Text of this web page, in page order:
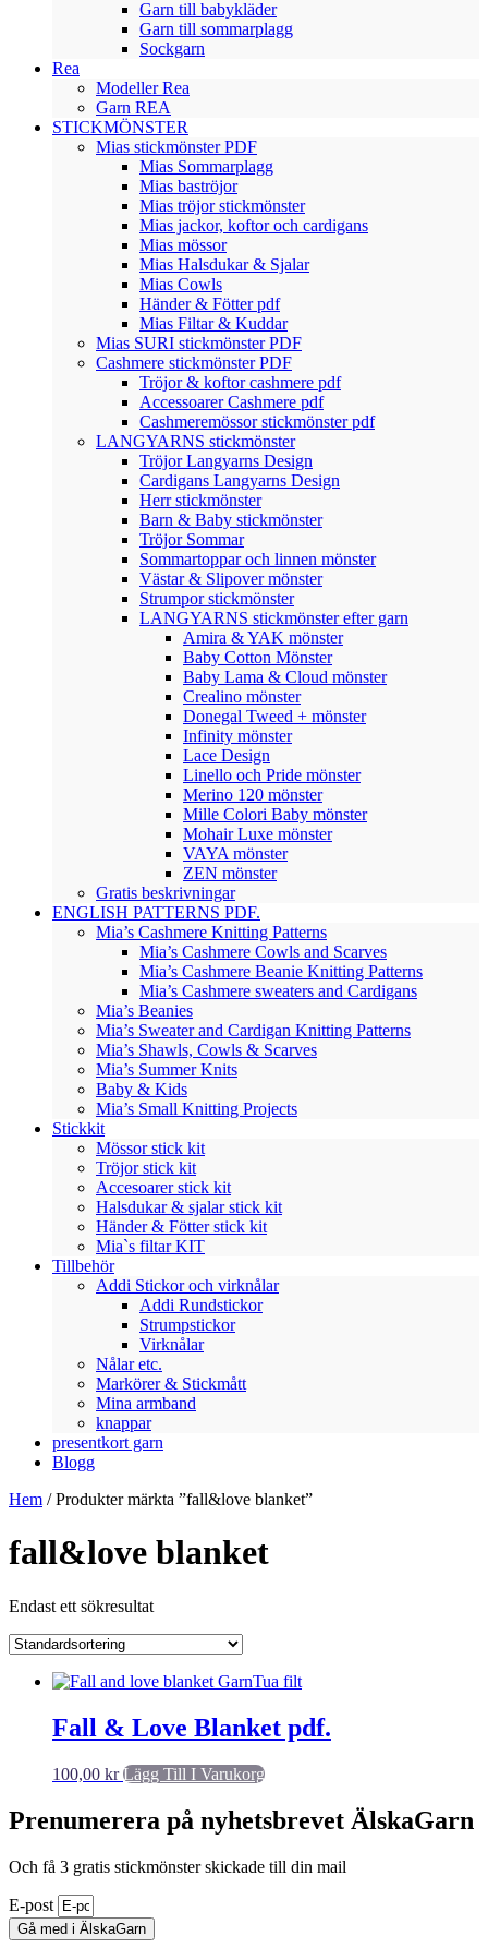
Garn till babykläder
Garn till sommarplagg
Sockgarn
Rea
Modeller Rea
Garn REA
STICKMÖNSTER
Mias stickmönster PDF
Mias Sommarplagg
Mias baströjor
Mias tröjor stickmönster
Mias jackor, koftor och cardigans
Mias mössor
Mias Halsdukar & Sjalar
Mias Cowls
Händer & Fötter pdf
Mias Filtar & Kuddar
Mias SURI stickmönster PDF
Cashmere stickmönster PDF
Tröjor & koftor cashmere pdf
Accessoarer Cashmere pdf
Cashmeremössor stickmönster pdf
LANGYARNS stickmönster
Tröjor Langyarns Design
Cardigans Langyarns Design
Herr stickmönster
Barn & Baby stickmönster
Tröjor Sommar
Sommartoppar och linnen mönster
Västar & Slipover mönster
Strumpor stickmönster
LANGYARNS stickmönster efter garn
Amira & YAK mönster
Baby Cotton Mönster
Baby Lama & Cloud mönster
Crealino mönster
Donegal Tweed + mönster
Infinity mönster
Lace Design
Linello och Pride mönster
Merino 120 mönster
Mille Colori Baby mönster
Mohair Luxe mönster
VAYA mönster
ZEN mönster
Gratis beskrivningar
ENGLISH PATTERNS PDF.
Mia’s Cashmere Knitting Patterns
Mia’s Cashmere Cowls and Scarves
Mia’s Cashmere Beanie Knitting Patterns
Mia’s Cashmere sweaters and Cardigans
Mia’s Beanies
Mia’s Sweater and Cardigan Knitting Patterns
Mia’s Shawls, Cowls & Scarves
Mia’s Summer Knits
Baby & Kids
Mia’s Small Knitting Projects
Stickkit
Mössor stick kit
Tröjor stick kit
Accesoarer stick kit
Halsdukar & sjalar stick kit
Händer & Fötter stick kit
Mia`s filtar KIT
Tillbehör
Addi Stickor och virknålar
Addi Rundstickor
Strumpstickor
Virknålar
Nålar etc.
Markörer & Stickmått
Mina armband
knappar
presentkort garn
Blogg
Hem / Produkter märkta ”fall&love blanket”
fall&love blanket
Endast ett sökresultat
Fall & Love Blanket pdf.
100,00 kr Lägg Till I Varukorg
Prenumerera på nyhetsbrevet ÄlskaGarn
Och få 3 gratis stickmönster skickade till din mail
E-post
Gå med i ÄlskaGarn